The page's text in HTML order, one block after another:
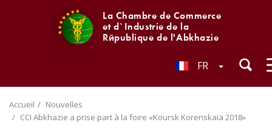
La Chambre de Commerce
et d`Industrie de la
République de l'Abkhazie
FR
Accueil
Nouvelles
CCI Abkhazie a prise part à la foire «Koursk Korenskaïa 2018»